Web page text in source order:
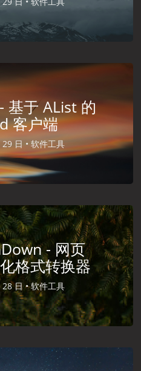
基于 AList 的
客户端
日 • 软件工具
- 网页
格式转换器
28 日 •软件工具